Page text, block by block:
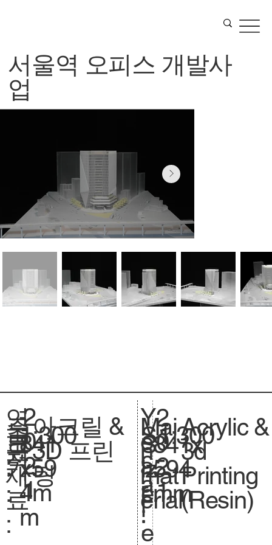
서울역 오피스 개발사
업
연
도
:
2
0
2
1
주
요
재
료
:
축
척
.
아크릴 &
3D 프린
팅
1:300
크
기
.
841
x59
4m
m
Y
e
a
r
:
Mai
n
mat
erial
:
S
c
a
l
e
S
iz
e.
2
0
2
1
1:300
841x
594
mm
Acrylic &
3d
Printing
(Resin)